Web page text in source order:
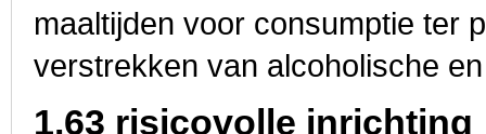
maaltijden voor consumptie ter
verstrekken van alcoholische
1.63 risicovolle inrichting